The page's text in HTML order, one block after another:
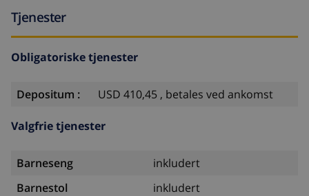
Tjenester
Obligatoriske tjenester
Depositum : USD 410,45 , betales ved ankomst
Valgfrie tjenester
Barneseng
inkludert
Barnestol
inkludert